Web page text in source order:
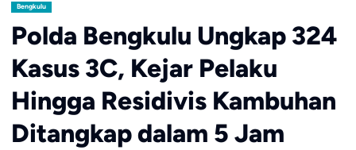
Bengkulu
Polda Bengkulu Ungkap 324
Kasus 3C, Kejar Pelaku
Hingga Residivis Kambuhan
Ditangkap dalam 5 Jam